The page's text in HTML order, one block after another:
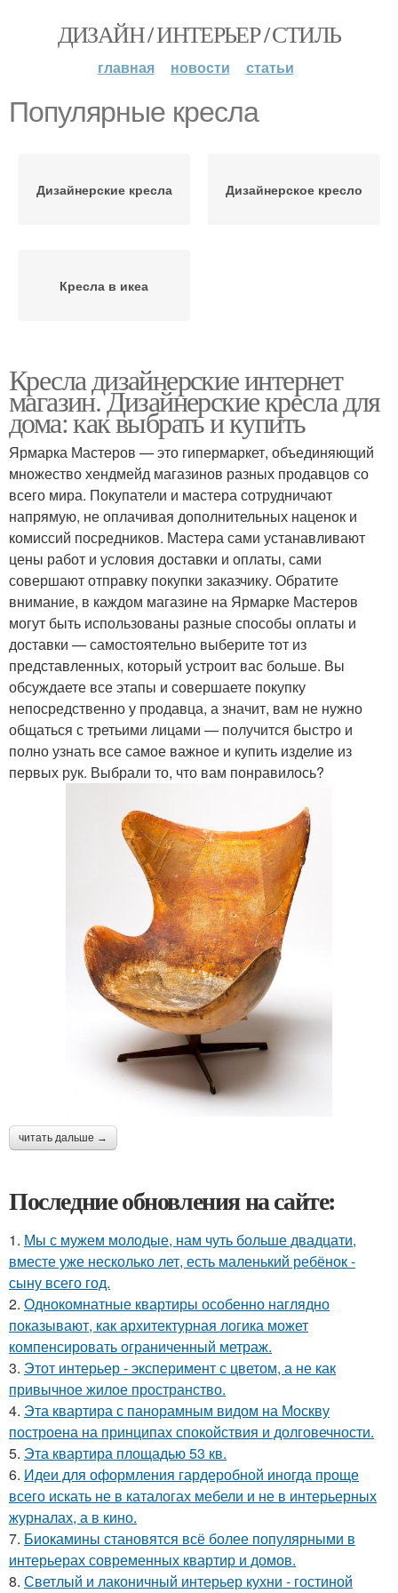
ДИЗАЙН / ИНТЕРЬЕР / СТИЛЬ
главная новости статьи
Популярные кресла
Дизайнерские кресла Дизайнерское кресло
Кресла в икеа
Кресла дизайнерские интернет
магазин. Дизайнерские кресла для
дома: как выбрать и купить
Ярмарка Мастеров — это гипермаркет, объединяющий
множество хендмейд магазинов разных продавцов со
всего мира. Покупатели и мастера сотрудничают
напрямую, не оплачивая дополнительных наценок и
комиссий посредников. Мастера сами устанавливают
цены работ и условия доставки и оплаты, сами
совершают отправку покупки заказчику. Обратите
внимание, в каждом магазине на Ярмарке Мастеров
могут быть использованы разные способы оплаты и
доставки — самостоятельно выберите тот из
представленных, который устроит вас больше. Вы
обсуждаете все этапы и совершаете покупку
непосредственно у продавца, а значит, вам не нужно
общаться с третьими лицами — получится быстро и
полно узнать все самое важное и купить изделие из
первых рук. Выбрали то, что вам понравилось?
читать дальше →
Последние обновления на сайте:
1. Мы с мужем молодые, нам чуть больше двадцати,
вместе уже несколько лет, есть маленький ребёнок -
сыну всего год.
2. Однокомнатные квартиры особенно наглядно
показывают, как архитектурная логика может
компенсировать ограниченный метраж.
3. Этот интерьер - эксперимент с цветом, а не как
привычное жилое пространство.
4. Эта квартира с панорамным видом на Москву
построена на принципах спокойствия и долговечности.
5. Эта квартира площадью 53 кв.
6. Идеи для оформления гардеробной иногда проще
всего искать не в каталогах мебели и не в интерьерных
журналах, а в кино.
7. Биокамины становятся всё более популярными в
интерьерах современных квартир и домов.
8. Светлый и лаконичный интерьер кухни - гостиной